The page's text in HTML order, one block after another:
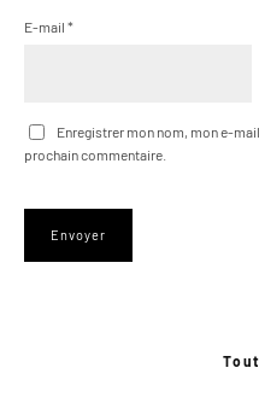
E-mail *
Enregistrer mon nom, mon e-
prochain commentaire.